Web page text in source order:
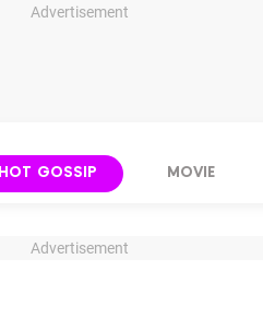
Advertisement
HOT GOSSIP MOVIE
Advertisement